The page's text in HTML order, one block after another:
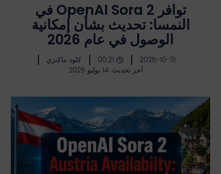
توافر OpenAI Sora 2 في
النمسا: تحديث بشأن إمكانية
الوصول في عام 2026
2025-10-31
00:21
كلود ماكنزي
آخر تحديث: 14 يوليو 2026